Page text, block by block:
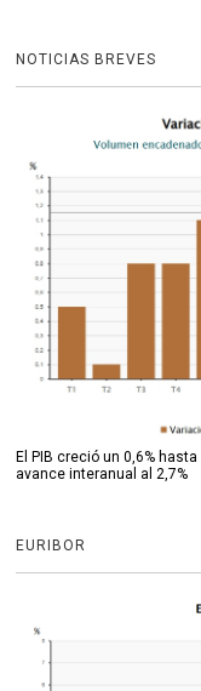
NOTICIAS BREVES
El PIB creció un 0,6%
avance interanual al 2,7%
EURIBOR